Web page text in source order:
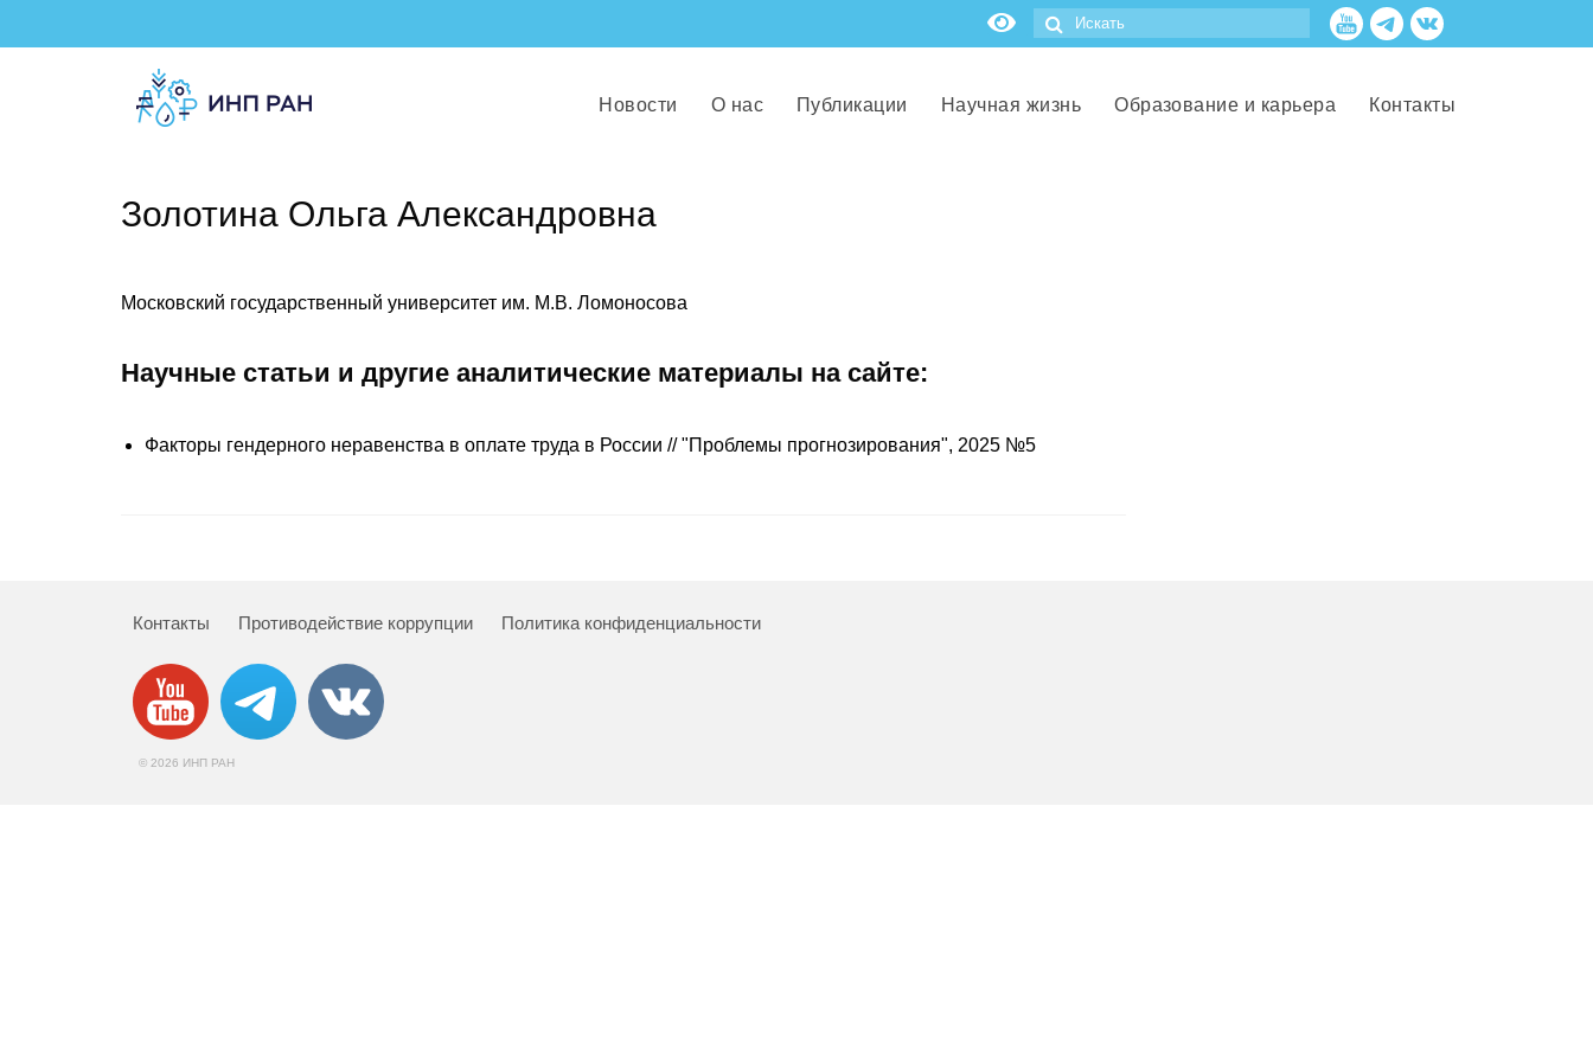
Новости О нас Публикации Научная жизнь Образование и карьера Контакты
Золотина Ольга Александровна
Московский государственный университет им. М.В. Ломоносова
Научные статьи и другие аналитические материалы на сайте:
Факторы гендерного неравенства в оплате труда в России // "Проблемы прогнозирования", 2025 №5
Контакты Противодействие коррупции Политика конфиденциальности
© 2026 ИНП РАН